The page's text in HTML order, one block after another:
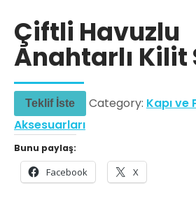
Çiftli Havuzlu
Anahtarlı Kilit
Teklif İste Category: Kapı ve
Aksesuarları
Bunu paylaş:
Facebook X